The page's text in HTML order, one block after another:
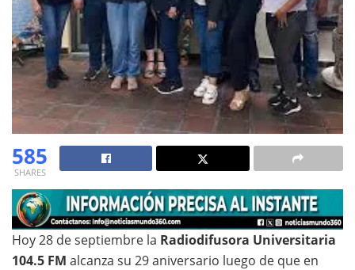
585
SHARES
Hoy 28 de septiembre la Radiodifusora Universitaria
104.5 FM alcanza su 29 aniversario luego de que en